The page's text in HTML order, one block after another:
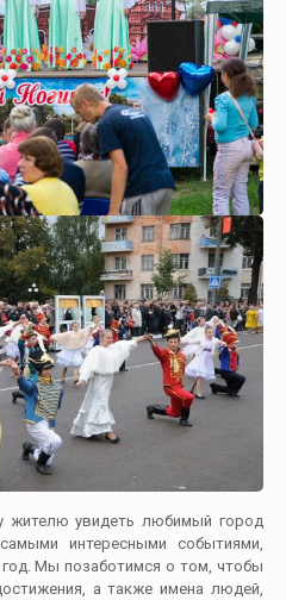
жителю увидеть любимый город
интересными событиями,
Мы позаботимся о том, чтобы
а также имена людей,